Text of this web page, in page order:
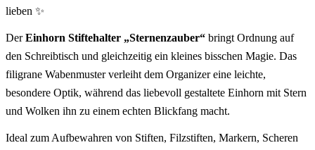
lieben ✨
DerEinhorn Stiftehalter „Sternenzauber“ bringt Ordnung auf
den Schreibtisch und gleichzeitig ein kleines bisschen Magie. Das
filigrane Wabenmuster verleiht dem Organizer eine leichte,
besondere Optik, während das liebevoll gestaltete Einhorn mit Stern
und Wolken ihn zu einem echten Blickfang macht.
Ideal zum Aufbewahren von Stiften, Filzstiften, Markern, Scheren